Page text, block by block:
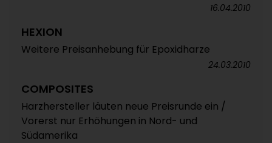
16.04.2010
HEXION
Weitere Preisanhebung für Epoxidharze
24.03.2010
COMPOSITES
Harzhersteller läuten neue Preisrunde ein /
Vorerst nur Erhöhungen in Nord- und
Südamerika